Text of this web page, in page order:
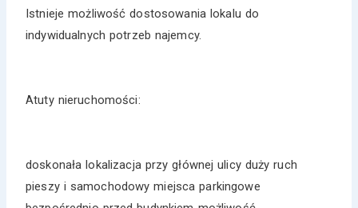
Istnieje możliwość dostosowania lokalu do
indywidualnych potrzeb najemcy.
Atuty nieruchomości:
doskonała lokalizacja przy głównej ulicy duży ruch
pieszy i samochodowy miejsca parkingowe